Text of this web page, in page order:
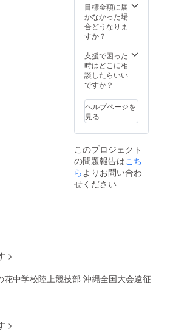
目標金額に届
かなかった場
合どうなりま
すか？
支援で困った
時はどこに相
談したらいい
ですか？
ヘルプページを
見る
このプロジェクト
の問題報告はこち
ら よりお問い合わ
せください
>
花中学校陸上競技部 沖縄全国大会遠征
>